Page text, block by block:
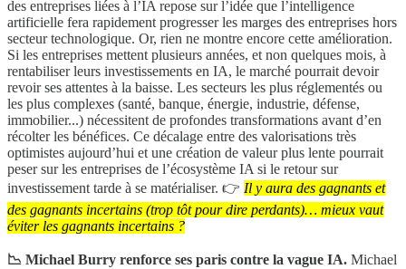
des entreprises liées à l’IA repose sur l’idée que l’intelligence
artificielle fera rapidement progresser les marges des entreprises hors
secteur technologique. Or, rien ne montre encore cette amélioration.
Si les entreprises mettent plusieurs années, et non quelques mois, à
rentabiliser leurs investissements en IA, le marché pourrait devoir
revoir ses attentes à la baisse. Les secteurs les plus réglementés ou
les plus complexes (santé, banque, énergie, industrie, défense,
immobilier...) nécessitent de profondes transformations avant d’en
récolter les bénéfices. Ce décalage entre des valorisations très
optimistes aujourd’hui et une création de valeur plus lente pourrait
peser sur les entreprises de l’écosystème IA si le retour sur
investissement tarde à se matérialiser. 👉 Il y aura des gagnants et
des gagnants incertains (trop tôt pour dire perdants)… mieux vaut
éviter les gagnants incertains ?
📉 Michael Burry renforce ses paris contre la vague IA. Michael